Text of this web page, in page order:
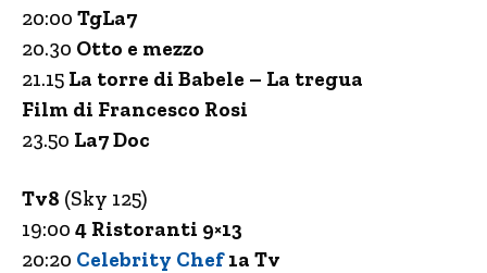
20:00 TgLa7
20.30 Otto e mezzo
21.15 La torre di Babele – La tregua
Film di Francesco Rosi
23.50 La7 Doc
Tv8 (Sky 125)
19:00 4 Ristoranti 9×13
20:20 Celebrity Chef1a Tv